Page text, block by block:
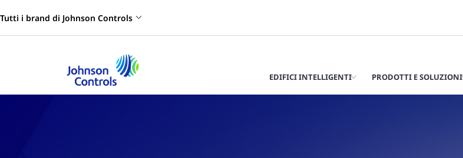
Tutti i brand di Johnson Controls
EDIFICI INTELLIGENTI PRODOTTI E SOLUZIONI